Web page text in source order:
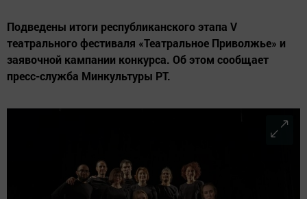
Подведены итоги республиканского этапа V
театрального фестиваля «Театральное Приволжье» и
заявочной кампании конкурса. Об этом сообщает
пресс-служба Минкультуры РТ.